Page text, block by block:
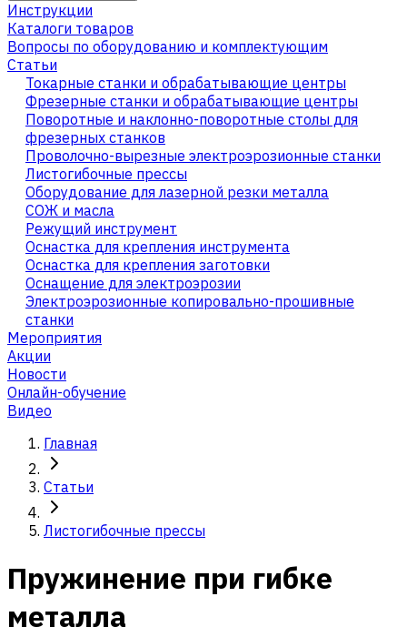
Инструкции
Каталоги товаров
Вопросы по оборудованию и комплектующим
Статьи
Токарные станки и обрабатывающие центры
Фрезерные станки и обрабатывающие центры
Поворотные и наклонно-поворотные столы для
фрезерных станков
Проволочно-вырезные электроэрозионные станки
Листогибочные прессы
Оборудование для лазерной резки металла
СОЖ и масла
Режущий инструмент
Оснастка для крепления инструмента
Оснастка для крепления заготовки
Оснащение для электроэрозии
Электроэрозионные копировально-прошивные
станки
Мероприятия
Акции
Новости
Онлайн-обучение
Видео
Главная
Статьи
Листогибочные прессы
Пружинение при гибке
металла